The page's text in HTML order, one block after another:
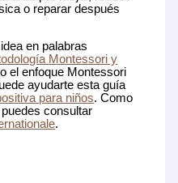
o reparar después
en palabras
Montessori y
el enfoque Montessori
ayudarte esta guía
para niños. Como
consultar
.